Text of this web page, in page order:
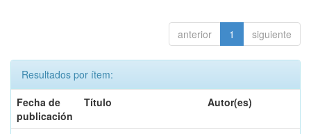
anterior 1 siguiente
Resultados por ítem:
Fecha de
publicación
Título Autor(es)